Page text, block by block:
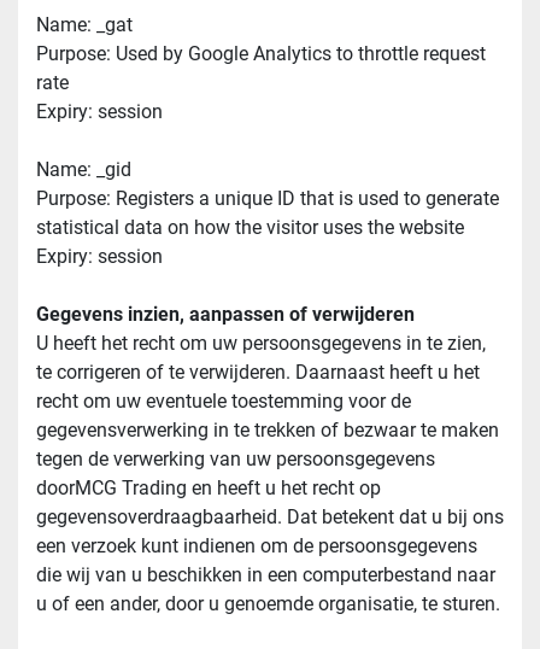
Name: _gat
Purpose: Used by Google Analytics to throttle request
rate
Expiry: session
Name: _gid
Purpose: Registers a unique ID that is used to generate
statistical data on how the visitor uses the website
Expiry: session
Gegevens inzien, aanpassen of verwijderen
U heeft het recht om uw persoonsgegevens in te zien,
te corrigeren of te verwijderen. Daarnaast heeft u het
recht om uw eventuele toestemming voor de
gegevensverwerking in te trekken of bezwaar te maken
tegen de verwerking van uw persoonsgegevens
doorMCG Trading en heeft u het recht op
gegevensoverdraagbaarheid. Dat betekent dat u bij ons
een verzoek kunt indienen om de persoonsgegevens
die wij van u beschikken in een computerbestand naar
u of een ander, door u genoemde organisatie, te sturen.